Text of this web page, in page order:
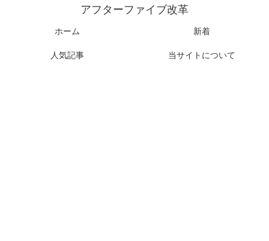
アフターファイブ改革
ホーム 新着
人気記事 当サイトについて